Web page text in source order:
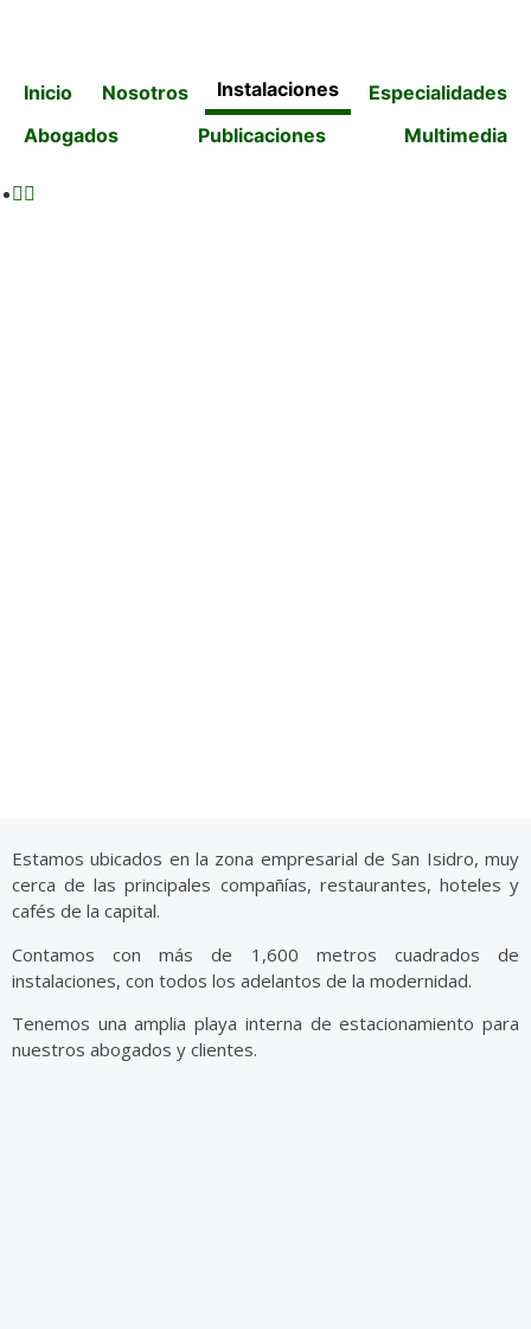
Inicio Nosotros Instalaciones
Especialidades
Abogados
Publicaciones Multimedia
Estamos ubicados en la zona empresarial de San Isidro, muy
cerca de las principales compañías, restaurantes, hoteles y
cafés de la capital.
Contamos con más de 1,600 metros cuadrados de
instalaciones, con todos los adelantos de la modernidad.
Tenemos una amplia playa interna de estacionamiento para
nuestros abogados y clientes.